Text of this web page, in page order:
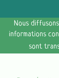
Nous
informations
sont